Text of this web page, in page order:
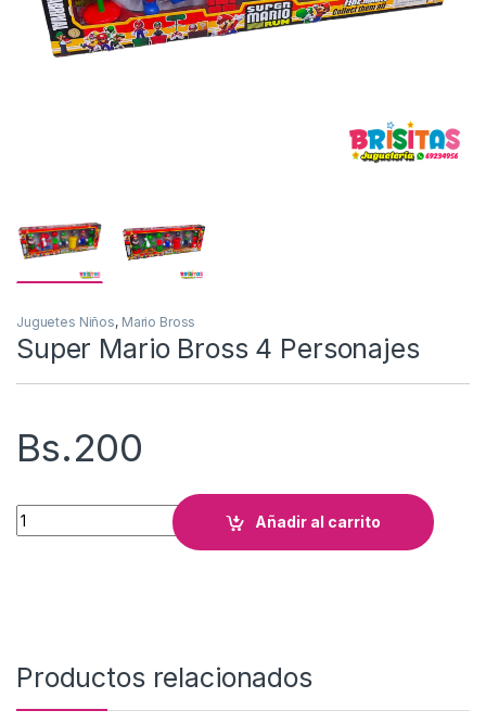
Juguetes Niños, Mario Bross
Super Mario Bross 4 Personajes
Bs.200
Super Mario Bross 4 Personajes cantidad
Añadir al carrito
Productos relacionados